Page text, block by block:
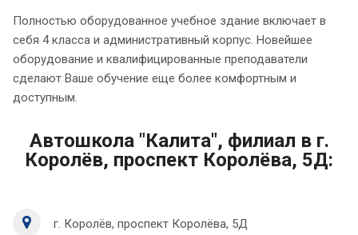
Полностью оборудованное учебное здание включает в
себя 4 класса и административный корпус. Новейшее
оборудование и квалифицированные преподаватели
сделают Ваше обучение еще более комфортным и
доступным.
Автошкола "Калита", филиал в г.
Королёв, проспект Королёва, 5Д:
г. Королёв, проспект Королёва, 5Д